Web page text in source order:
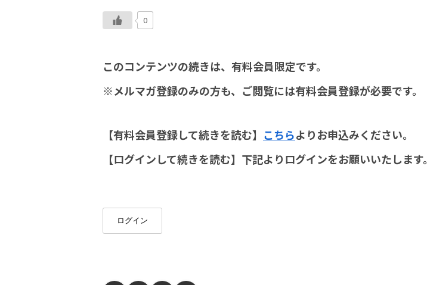
0
このコンテンツの続きは、有料会員限定です。
※メルマガ登録のみの方も、ご閲覧には有料会員登録が必要です。
【有料会員登録して続きを読む】 こちらよりお申込みください。
【ログインして続きを読む】下記よりログインをお願いいたします。
ログイン